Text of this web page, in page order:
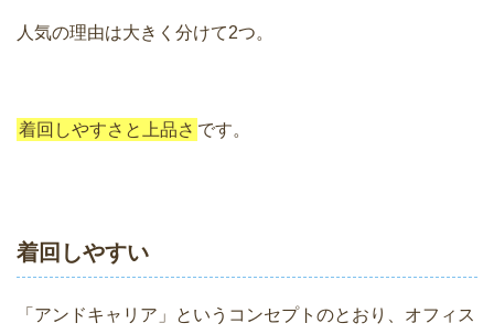
人気の理由は大きく分けて2つ。
着回しやすさと上品さ です。
着回しやすい
「アンドキャリア」というコンセプトのとおり、オフィス